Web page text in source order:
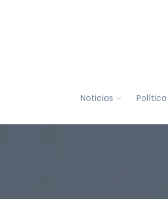
Noticias Política